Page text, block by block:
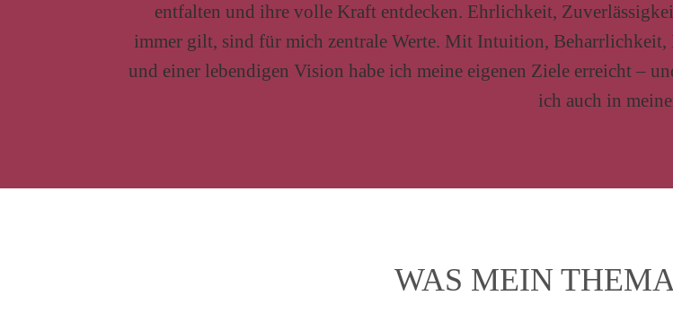
entfalten und ihre volle Kraft entdecken. Ehrlichkeit,
immer gilt, sind für mich zentrale Werte. Mit Intuition, Beharrlichkeit,
und einer lebendigen Vision habe ich meine eigenen Ziele erreicht –
ich auch in
WAS MEIN